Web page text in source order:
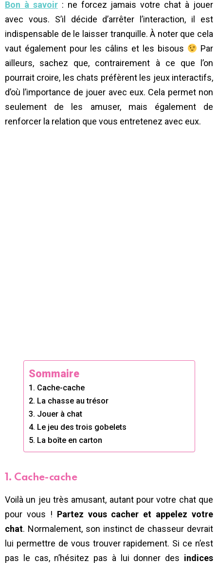
Bon à savoir: ne forcez jamais votre chat à jouer
avec vous. S’il décide d’arrêter l’interaction, il est
indispensable de le laisser tranquille. À noter que cela
vaut également pour les câlins et les bisous
Par
ailleurs, sachez que, contrairement à ce que l’on
pourrait croire, les chats préfèrent les jeux interactifs,
d’où l’importance de jouer avec eux. Cela permet non
seulement de les amuser, mais également de
renforcer la relation que vous entretenez avec eux.
Sommaire
1. Cache-cache
2. La chasse au trésor
3. Jouer à chat
4. Le jeu des trois gobelets
5. La boîte en carton
1. Cache-cache
Voilà un jeu très amusant, autant pour votre chat que
pour vous ! Partez vous cacher et appelez votre
chat. Normalement, son instinct de chasseur devrait
lui permettre de vous trouver rapidement. Si ce n’est
pas le cas, n’hésitez pas à lui donner des indices